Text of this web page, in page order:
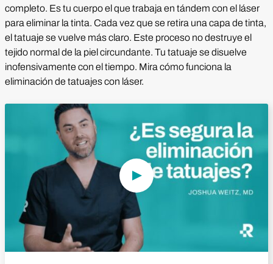
completo. Es tu cuerpo el que trabaja en tándem con el láser
para eliminar la tinta. Cada vez que se retira una capa de tinta,
el tatuaje se vuelve más claro. Este proceso no destruye el
tejido normal de la piel circundante. Tu tatuaje se disuelve
inofensivamente con el tiempo. Mira cómo funciona la
eliminación de tatuajes con láser.